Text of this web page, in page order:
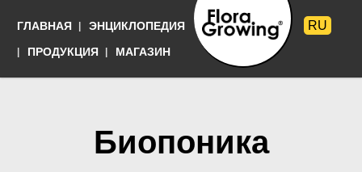
основному
содержанию
Выращивать
RU
ГЛАВНАЯ
ЭНЦИКЛОПЕДИЯ
ПРОДУКЦИЯ
МАГАЗИН
Биопоника